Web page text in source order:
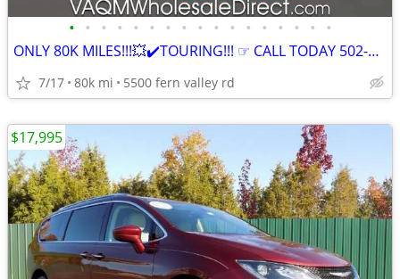
• • • • • • • • • • • • • • • • •
ONLY 80K MILES!!!💥✔️TOURING!!! ☞ CALL TODAY 502-424-9377
7/17 80k mi 5500 fern valley rd
$17,995